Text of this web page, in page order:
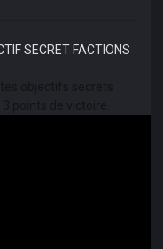
SECRET FACTIONS
objectifs secrets
points de victoire.